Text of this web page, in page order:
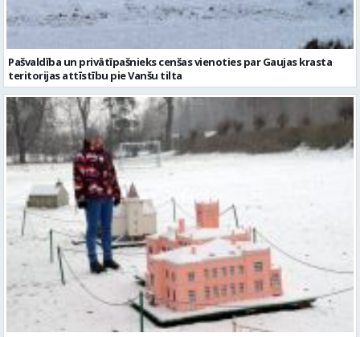
Pašvaldība un privātīpašnieks cenšas vienoties par Gaujas krasta
teritorijas attīstību pie Vanšu tilta